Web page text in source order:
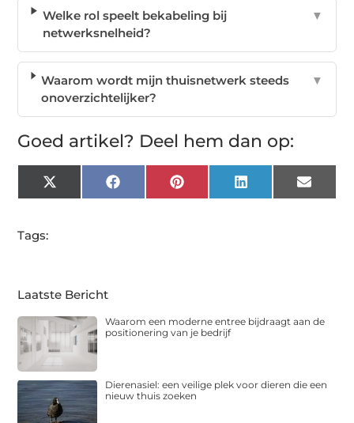
Welke rol speelt bekabeling bij
netwerksnelheid?
▼
Waarom wordt mijn thuisnetwerk steeds
onoverzichtelijker?
▼
Goed artikel? Deel hem dan op:
X
(Twitter)
FacebookPinterest LinkedIn Email
Tags:
Laatste Bericht
Waarom een moderne entree bijdraagt aan de
positionering van je bedrijf
Dierenasiel: een veilige plek voor dieren die een
nieuw thuis zoeken